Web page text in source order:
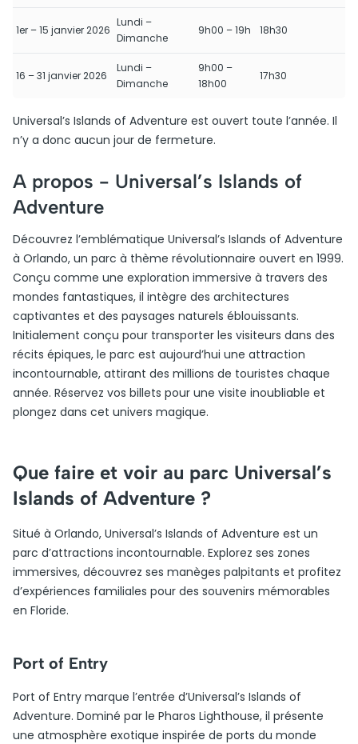
1er – 15 janvier 2026
Lundi –
Dimanche
9h00 – 19h 18h30
16 – 31 janvier 2026
Lundi –
Dimanche
9h00 –
18h00
17h30
Universal’s Islands of Adventure est ouvert toute l’année. Il
n’y a donc aucun jour de fermeture.
A propos - Universal’s Islands of
Adventure
Découvrez l’emblématique Universal’s Islands of Adventure
à Orlando, un parc à thème révolutionnaire ouvert en 1999.
Conçu comme une exploration immersive à travers des
mondes fantastiques, il intègre des architectures
captivantes et des paysages naturels éblouissants.
Initialement conçu pour transporter les visiteurs dans des
récits épiques, le parc est aujourd’hui une attraction
incontournable, attirant des millions de touristes chaque
année. Réservez vos billets pour une visite inoubliable et
plongez dans cet univers magique.
Que faire et voir au parc Universal’s
Islands of Adventure ?
Situé à Orlando, Universal’s Islands of Adventure est un
parc d’attractions incontournable. Explorez ses zones
immersives, découvrez ses manèges palpitants et profitez
d’expériences familiales pour des souvenirs mémorables
en Floride.
Port of Entry
Port of Entry marque l’entrée d’Universal’s Islands of
Adventure. Dominé par le Pharos Lighthouse, il présente
une atmosphère exotique inspirée de ports du monde